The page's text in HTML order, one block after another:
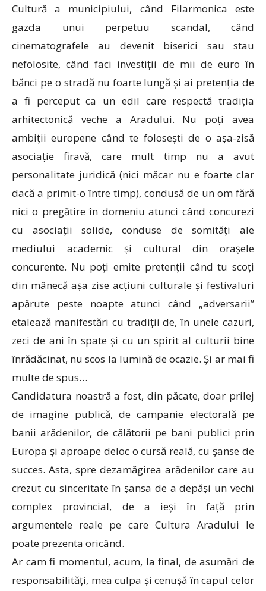
Cultură a municipiului, când Filarmonica este
gazda unui perpetuu scandal, când
cinematografele au devenit biserici sau stau
nefolosite, când faci investiții de mii de euro în
bănci pe o stradă nu foarte lungă și ai pretenția de
a fi perceput ca un edil care respectă tradiția
arhitectonică veche a Aradului. Nu poți avea
ambiții europene când te folosești de o așa-zisă
asociație firavă, care mult timp nu a avut
personalitate juridică (nici măcar nu e foarte clar
dacă a primit-o între timp), condusă de un om fără
nici o pregătire în domeniu atunci când concurezi
cu asociații solide, conduse de somități ale
mediului academic și cultural din orașele
concurente. Nu poți emite pretenții când tu scoți
din mânecă așa zise acțiuni culturale și festivaluri
apărute peste noapte atunci când „adversarii”
etalează manifestări cu tradiții de, în unele cazuri,
zeci de ani în spate și cu un spirit al culturii bine
înrădăcinat, nu scos la lumină de ocazie. Și ar mai fi
multe de spus…
Candidatura noastră a fost, din păcate, doar prilej
de imagine publică, de campanie electorală pe
banii arădenilor, de călătorii pe bani publici prin
Europa și aproape deloc o cursă reală, cu șanse de
succes. Asta, spre dezamăgirea arădenilor care au
crezut cu sinceritate în șansa de a depăși un vechi
complex provincial, de a ieși în față prin
argumentele reale pe care Cultura Aradului le
poate prezenta oricând.
Ar cam fi momentul, acum, la final, de asumări de
responsabilități, mea culpa și cenușă în capul celor